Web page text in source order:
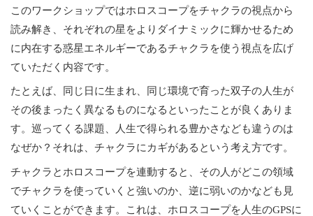
このワークショップではホロスコープをチャクラの視点から
読み解き、それぞれの星をよりダイナミックに輝かせるため
に内在する惑星エネルギーであるチャクラを使う視点を広げ
ていただく内容です。
たとえば、同じ日に生まれ、同じ環境で育った双子の人生が
その後まったく異なるものになるといったことが良くありま
す。巡ってくる課題、人生で得られる豊かさなども違うのは
なぜか？それは、チャクラにカギがあるという考え方です。
チャクラとホロスコープを連動すると、その人がどこの領域
でチャクラを使っていくと強いのか、逆に弱いのかなども見
ていくことができます。これは、ホロスコープを人生のGPSに